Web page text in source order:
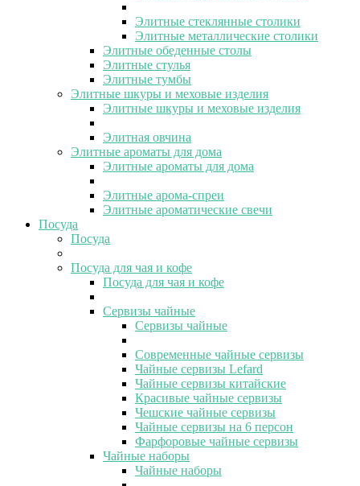
Элитные стеклянные столики
Элитные металлические столики
Элитные обеденные столы
Элитные стулья
Элитные тумбы
Элитные шкуры и меховые изделия
Элитные шкуры и меховые изделия
Элитная овчина
Элитные ароматы для дома
Элитные ароматы для дома
Элитные арома-спреи
Элитные ароматические свечи
Посуда
Посуда
Посуда для чая и кофе
Посуда для чая и кофе
Сервизы чайные
Сервизы чайные
Современные чайные сервизы
Чайные сервизы Lefard
Чайные сервизы китайские
Красивые чайные сервизы
Чешские чайные сервизы
Чайные сервизы на 6 персон
Фарфоровые чайные сервизы
Чайные наборы
Чайные наборы